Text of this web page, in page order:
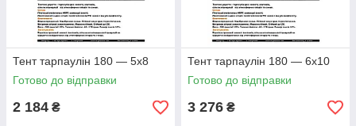
Тент тарпаулін 180 — 5х8
Готово до відправки
2 184 ₴
Тент тарпаулін 180 — 6х10
Готово до відправки
3 276 ₴